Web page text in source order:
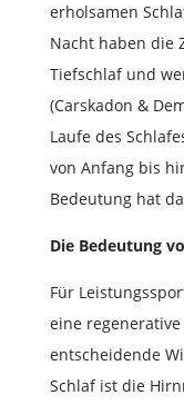
erholsamen
Nacht haben die
Tiefschlaf und
(Carskadon &
Laufe des
von Anfang bis
Bedeutung hat
Die Bedeutung
Für
eine
entscheidende
Schlaf ist die